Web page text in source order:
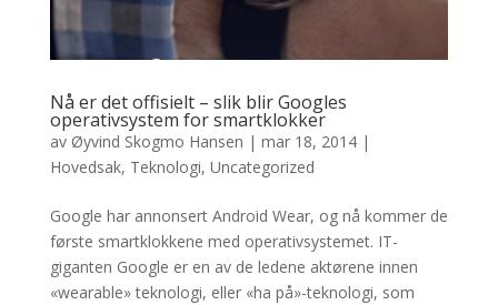
Nå er det offisielt – slik blir Googles
operativsystem for smartklokker
av Øyvind Skogmo Hansen | mar 18, 2014|
Hovedsak, Teknologi, Uncategorized
Google har annonsert Android Wear, og nå kommer de
første smartklokkene med operativsystemet. IT-
giganten Google er en av de ledene aktørene innen
«wearable» teknologi, eller «ha på»-teknologi, som